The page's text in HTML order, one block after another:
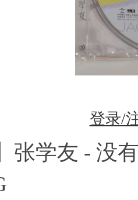
登录/
张学友 - 没